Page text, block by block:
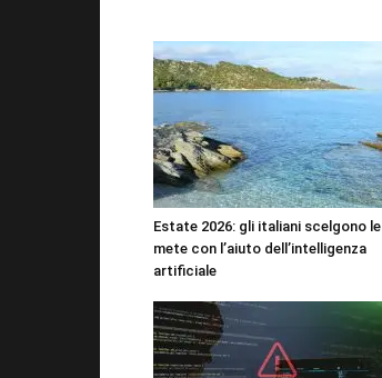
Estate 2026: gli italiani scelgono le
mete con l’aiuto dell’intelligenza
artificiale